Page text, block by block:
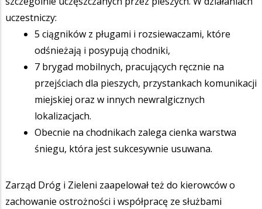
uczestniczy:
5 ciągników z pługami i rozsiewaczami, które
odśnieżają i posypują chodniki,
7 brygad mobilnych, pracujących ręcznie na
przejściach dla pieszych, przystankach komunikacji
miejskiej oraz w innych newralgicznych
lokalizacjach.
Obecnie na chodnikach zalega cienka warstwa
śniegu, która jest sukcesywnie usuwana.
Zarząd Dróg i Zieleni zaapelował też do kierowców o
zachowanie ostrożności i współpracę ze służbami